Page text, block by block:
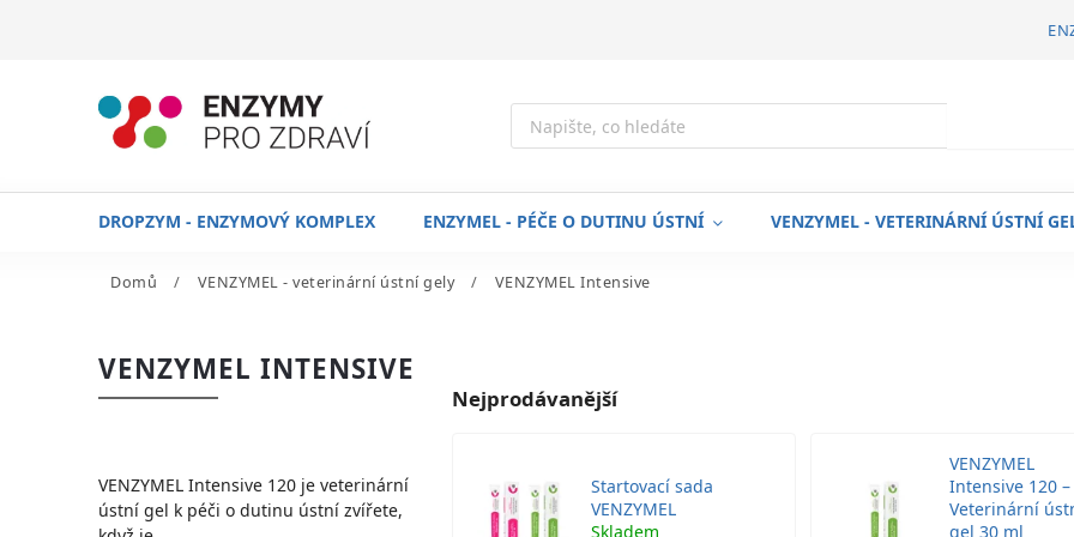
DROPZYM - ENZYMOVÝ KOMPLEX ENZYMEL - PÉČE O DUTINU ÚSTNÍ VENZYMEL - VETERINÁRNÍ ÚSTNÍ
Domů / VENZYMEL - veterinární ústní gely / VENZYMEL Intensive
VENZYMEL INTENSIVE
VENZYMEL Intensive 120 je veterinární
ústní gel k péči o dutinu ústní zvířete,
Nejprodávanější
Startovací sada
VENZYMEL
Skladem
VENZYMEL
Intensive 120 –
Veterinární
gel 30 ml